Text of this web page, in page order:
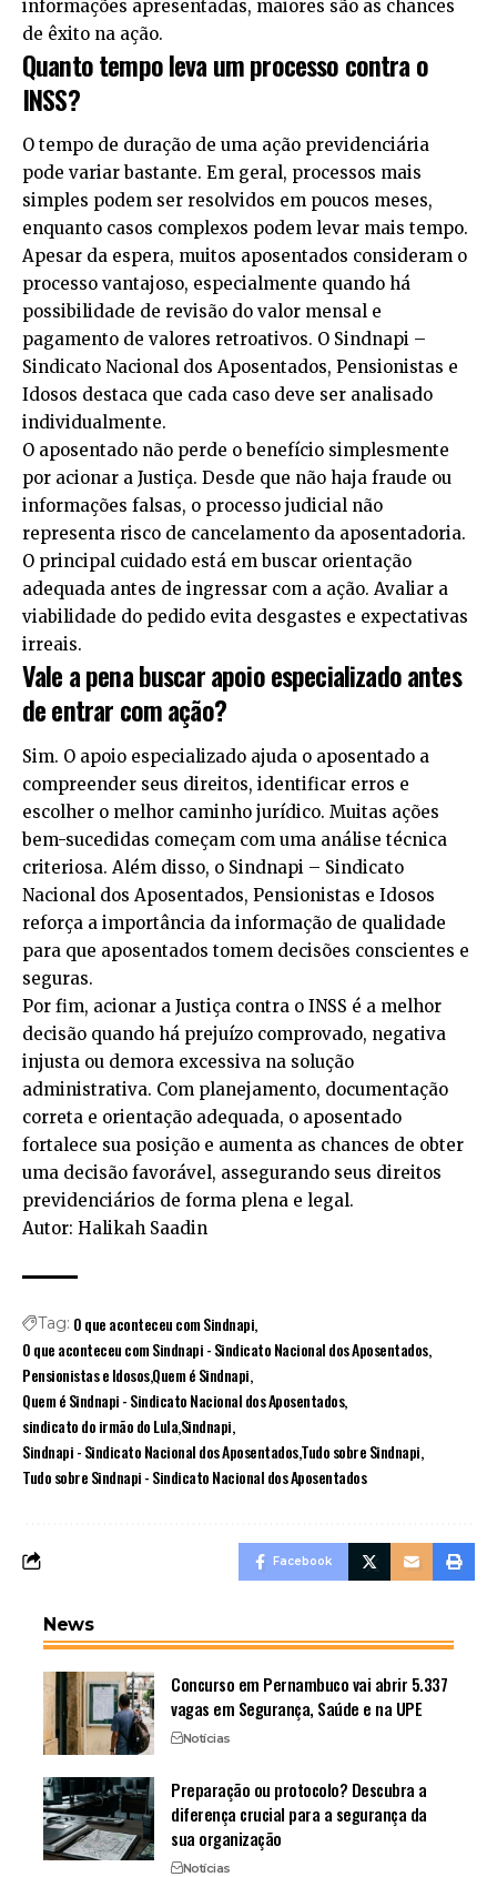
informações apresentadas, maiores são as chances
de êxito na ação.
Quanto tempo leva um processo contra o
INSS?
O tempo de duração de uma ação previdenciária
pode variar bastante. Em geral, processos mais
simples podem ser resolvidos em poucos meses,
enquanto casos complexos podem levar mais tempo.
Apesar da espera, muitos aposentados consideram o
processo vantajoso, especialmente quando há
possibilidade de revisão do valor mensal e
pagamento de valores retroativos. O Sindnapi –
Sindicato Nacional dos Aposentados, Pensionistas e
Idosos destaca que cada caso deve ser analisado
individualmente.
O aposentado não perde o benefício simplesmente
por acionar a Justiça. Desde que não haja fraude ou
informações falsas, o processo judicial não
representa risco de cancelamento da aposentadoria.
O principal cuidado está em buscar orientação
adequada antes de ingressar com a ação. Avaliar a
viabilidade do pedido evita desgastes e expectativas
irreais.
Vale a pena buscar apoio especializado antes
de entrar com ação?
Sim. O apoio especializado ajuda o aposentado a
compreender seus direitos, identificar erros e
escolher o melhor caminho jurídico. Muitas ações
bem-sucedidas começam com uma análise técnica
criteriosa. Além disso, o Sindnapi – Sindicato
Nacional dos Aposentados, Pensionistas e Idosos
reforça a importância da informação de qualidade
para que aposentados tomem decisões conscientes e
seguras.
Por fim, acionar a Justiça contra o INSS é a melhor
decisão quando há prejuízo comprovado, negativa
injusta ou demora excessiva na solução
administrativa. Com planejamento, documentação
correta e orientação adequada, o aposentado
fortalece sua posição e aumenta as chances de obter
uma decisão favorável, assegurando seus direitos
previdenciários de forma plena e legal.
Autor: Halikah Saadin
Tag: O que aconteceu com Sindnapi
O que aconteceu com Sindnapi - Sindicato Nacional dos Aposentados
Pensionistas e IdososQuem é Sindnapi
Quem é Sindnapi - Sindicato Nacional dos Aposentados
sindicato do irmão do LulaSindnapi
Sindnapi - Sindicato Nacional dos AposentadosTudo sobre Sindnapi
Tudo sobre Sindnapi - Sindicato Nacional dos Aposentados
Facebook
News
Concurso em Pernambuco vai abrir 5.337
vagas em Segurança, Saúde e na UPE
Notícias
Preparação ou protocolo? Descubra a
diferença crucial para a segurança da
sua organização
Notícias